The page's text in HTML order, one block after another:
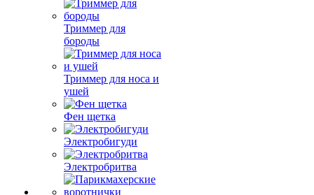
Триммер для
бороды
Триммер для носа и
ушей
Фен щетка
Электробигуди
Электробритва